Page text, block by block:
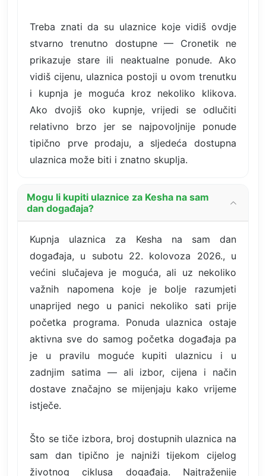
Treba znati da su ulaznice koje vidiš ovdje
stvarno trenutno dostupne — Cronetik ne
prikazuje stare ili neaktualne ponude. Ako
vidiš cijenu, ulaznica postoji u ovom trenutku
i kupnja je moguća kroz nekoliko klikova.
Ako dvojiš oko kupnje, vrijedi se odlučiti
relativno brzo jer se najpovoljnije ponude
tipično prve prodaju, a sljedeća dostupna
ulaznica može biti i znatno skuplja.
Mogu li kupiti ulaznice za Kesha na sam
dan događaja?
Kupnja ulaznica za Kesha na sam dan
događaja, u subotu 22. kolovoza 2026., u
većini slučajeva je moguća, ali uz nekoliko
važnih napomena koje je bolje razumjeti
unaprijed nego u panici nekoliko sati prije
početka programa. Ponuda ulaznica ostaje
aktivna sve do samog početka događaja pa
je u pravilu moguće kupiti ulaznicu i u
zadnjim satima — ali izbor, cijena i način
dostave značajno se mijenjaju kako vrijeme
istječe.
Što se tiče izbora, broj dostupnih ulaznica na
sam dan tipično je najniži tijekom cijelog
životnog ciklusa događaja. Najtraženije